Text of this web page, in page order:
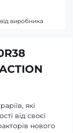
які
від своєї
нового
виробника